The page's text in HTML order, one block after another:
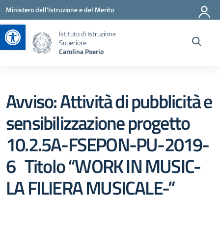
Apri la barra degli strumenti
Vai ai contenuti
Vai al menu di navigazione
Vai al footer
Ministero dell'Istruzione e del Merito
Istituto di Istruzione
Superiore
Carolina Poerio
Avviso: Attività di pubblicità e
sensibilizzazione progetto
10.2.5A-FSEPON-PU-2019-
6 Titolo “WORK IN MUSIC-
LA FILIERA MUSICALE-”